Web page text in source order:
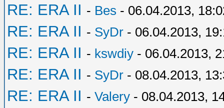
RE: ERA II - Bes - 06.04.2013,
RE: ERA II - SyDr - 06.04.2013,
RE: ERA II - kswdiy - 06.04.2013,
RE: ERA II - SyDr - 08.04.2013,
RE: ERA II - Valery - 08.04.2013,